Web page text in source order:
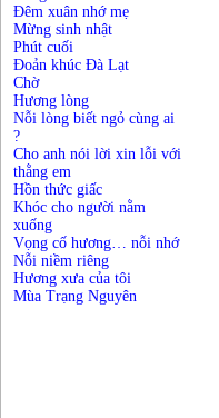
Đêm xuân nhớ mẹ
Mừng sinh nhật
Phút cuối
Đoản khúc Đà Lạt
Chờ
Hương lòng
Nỗi lòng biết ngỏ cùng ai
?
Cho anh nói lời xin lỗi với
thằng em
Hồn thức giấc
Khóc cho người nằm
xuống
Vọng cố hương… nỗi nhớ
Nỗi niềm riêng
Hương xưa của tôi
Mùa Trạng Nguyên